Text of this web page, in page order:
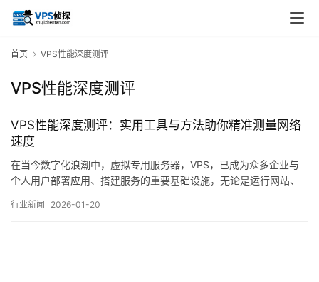
首页 VPS性能深度测评
VPS性能深度测评
VPS性能深度测评：实用工具与方法助你精准测量网络
速度
在当今数字化浪潮中，虚拟专用服务器，VPS，已成为众多企业与
个人用户部署应用、搭建服务的重要基础设施，无论是运行网站、
关系到服务的稳定性与用户体验，而在诸多性能指标中，网络速度
行业新闻 2026-01-20